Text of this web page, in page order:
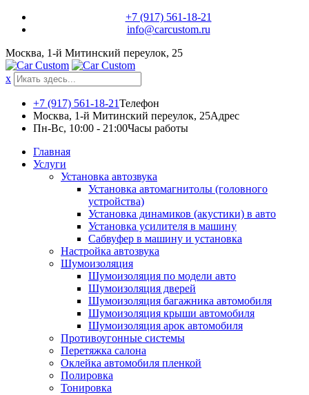
Skip
+7 (917) 561-18-21
info@carcustom.ru
Москва, 1-й Митинский переулок, 25
x
+7 (917) 561-18-21Телефон
Москва, 1-й Митинский переулок, 25Адрес
Пн-Вс, 10:00 - 21:00Часы работы
Главная
Услуги
Установка автозвука
Установка автомагнитолы (головного
устройства)
Установка динамиков (акустики) в авто
Установка усилителя в машину
Сабвуфер в машину и установка
Настройка автозвука
Шумоизоляция
Шумоизоляция по модели авто
Шумоизоляция дверей
Шумоизоляция багажника автомобиля
Шумоизоляция крыши автомобиля
Шумоизоляция арок автомобиля
Противоугонные системы
Перетяжка салона
Оклейка автомобиля пленкой
Полировка
Тонировка